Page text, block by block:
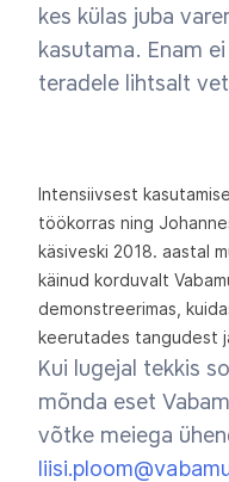
kes külas juba
kasutama. Enam
teradele lihtsalt
Intensiivsest
töökorras ning
käsiveski 2018. aastal
käinud korduvalt
demonstreerimas,
keerutades tangudest
Kui lugejal tekkis
mõnda eset
võtke meiega